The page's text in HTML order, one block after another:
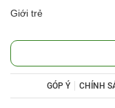
Giới trẻ
GÓP Ý CHÍNH